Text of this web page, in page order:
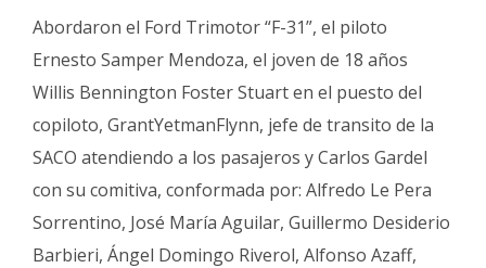
Abordaron el Ford Trimotor “F-31”, el piloto
Ernesto Samper Mendoza, el joven de 18 años
Willis Bennington Foster Stuart en el puesto del
copiloto, GrantYetmanFlynn, jefe de transito de la
SACO atendiendo a los pasajeros y Carlos Gardel
con su comitiva, conformada por: Alfredo Le Pera
Sorrentino, José María Aguilar, Guillermo Desiderio
Barbieri, Ángel Domingo Riverol, Alfonso Azaff,